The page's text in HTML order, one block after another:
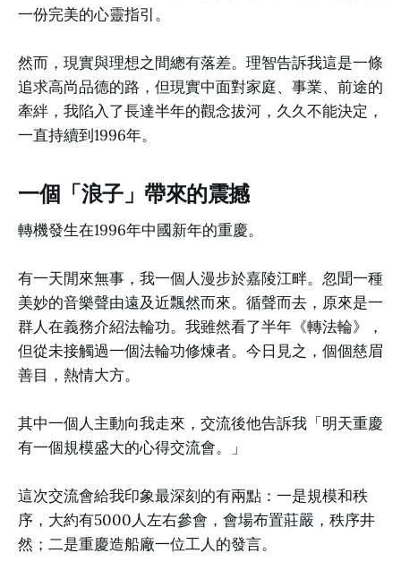
一份完美的心靈指引。
然而，現實與理想之間總有落差。理智告訴我這是一條
追求高尚品德的路，但現實中面對家庭、事業、前途的
牽絆，我陷入了長達半年的觀念拔河，久久不能決定，
一直持續到1996年。
一個「浪子」帶來的震撼
轉機發生在1996年中國新年的重慶。
有一天閒來無事，我一個人漫步於嘉陵江畔。忽聞一種
美妙的音樂聲由遠及近飄然而來。循聲而去，原來是一
群人在義務介紹法輪功。我雖然看了半年《轉法輪》，
但從未接觸過一個法輪功修煉者。今日見之，個個慈眉
善目，熱情大方。
其中一個人主動向我走來，交流後他告訴我「明天重慶
有一個規模盛大的心得交流會。」
這次交流會給我印象最深刻的有兩點：一是規模和秩
序，大約有5000人左右參會，會場布置莊嚴，秩序井
然；二是重慶造船廠一位工人的發言。